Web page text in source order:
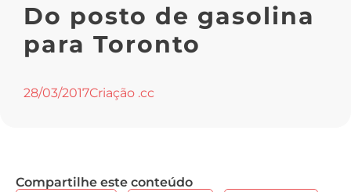
Do posto de gasolina
para Toronto
28/03/2017Criação .cc
Compartilhe este conteúdo